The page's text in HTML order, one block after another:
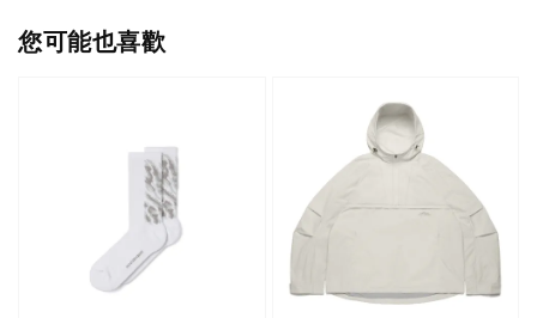
您可能也喜歡